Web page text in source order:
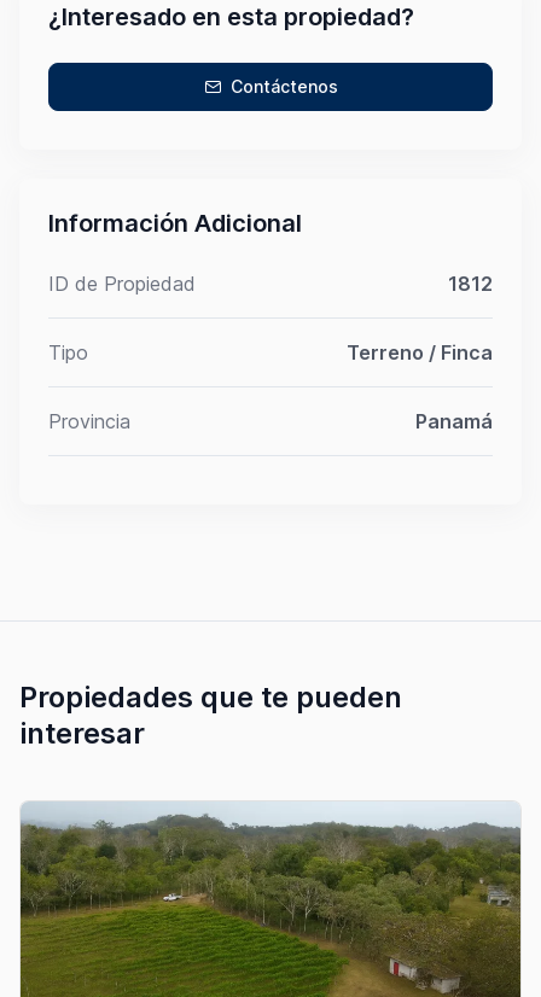
¿Interesado en esta propiedad?
Contáctenos
Información Adicional
ID de Propiedad 1812
Tipo Terreno / Finca
Provincia Panamá
Propiedades que te pueden
interesar